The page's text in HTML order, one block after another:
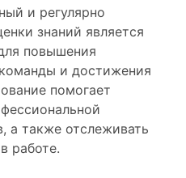
и регулярно
знаний является
повышения
и достижения
помогает
а также отслеживать
работе.